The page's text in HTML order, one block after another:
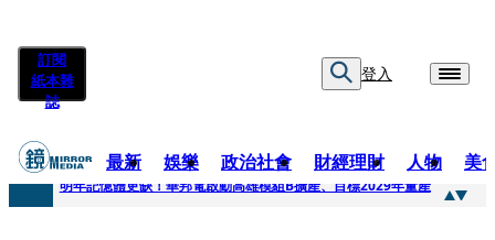
訂閱
紙本雜
誌
登入
最新 娛樂 政治社會 財經理財 人物 美
快訊
明年記憶體更缺！華邦電啟動高雄模組B擴產、目標2029年量產